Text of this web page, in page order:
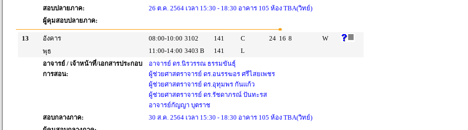
สอบปลายภาค:
26 ต.ค. 2564 เวลา 15:30 - 18:30 อาคาร 105 ห้อง TBA(วิทย์)
ผู้คุมสอบปลายภาค:
13 อังคาร 08:00-10:00 3102 141 C 24 16 8
W
พุธ
11:00-14:00 3403 B 141
L
อาจารย์ / เจ้าหน้าที่/เอกสารประกอบ
การสอน:
อาจารย์ ดร.นิรวรรณ ธรรมขันธุ์
ผู้ช่วยศาสตราจารย์ ดร.อนรรฆอร ศรีไสยเพชร
ผู้ช่วยศาสตราจารย์ ดร.อุทุมพร กันแก้ว
ผู้ช่วยศาสตราจารย์ ดร.รัชดาภรณ์ ปันทะรส
อาจารย์กัญญา บุตราช
สอบกลางภาค:
30 ส.ค. 2564 เวลา 15:30 - 18:30 อาคาร 105 ห้อง TBA(วิทย์)